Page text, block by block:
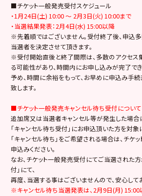
■チケット一般発売受付スケジュール
・1月24日(土) 10:00 ～ 2月3日(火) 10:00まで
・当選結果発表：2月4日(水) 15:00以降
※先着順ではございません。受付終了後、申込
当選者を決定させて頂きます。
※受付開始直後と終了間際は、多数のアクセス
る可能性があり、時間内にお申し込みが完了で
予め、時間に余裕をもって、お早めに申込み手
致します。
■チケット一般発売キャンセル待ち受付について
追加席又は当選者キャンセル等が発生した場合
「キャンセル待ち受付」にお申込頂いた方を対象
「キャンセル待ち」をご希望される場合は、チケ
申込みください。
なお、チケット一般発売受付にてご当選された方
付」にて、
再度、当選する事はございませんので、安心して
※キャンセル待ち当選発表は、2月9日(月) 15:00